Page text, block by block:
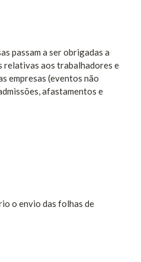
passam a ser obrigadas a
relativas aos trabalhadores e
empresas (eventos não
afastamentos e
o envio das folhas de